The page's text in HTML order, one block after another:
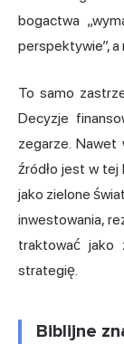
bogactwa
perspektywie”, a
To samo
Decyzje
zegarze. Nawet
źródło jest w
jako zielone
inwestowania,
traktować jako
strategię.
Biblijne